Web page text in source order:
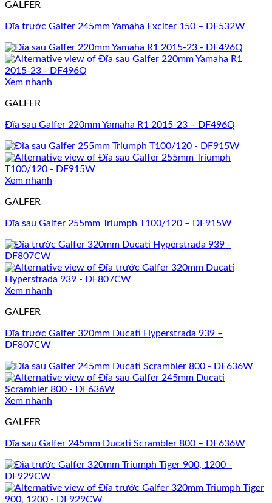
GALFER
Đĩa trước Galfer 245mm Yamaha Exciter 150 – DF532W
Xem nhanh
GALFER
Đĩa sau Galfer 220mm Yamaha R1 2015-23 – DF496Q
Xem nhanh
GALFER
Đĩa sau Galfer 255mm Triumph T100/120 – DF915W
Xem nhanh
GALFER
Đĩa trước Galfer 320mm Ducati Hyperstrada 939 –
DF807CW
Xem nhanh
GALFER
Đĩa sau Galfer 245mm Ducati Scrambler 800 – DF636W